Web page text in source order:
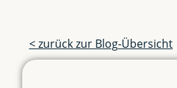
< zurück zur Blog-Übersicht